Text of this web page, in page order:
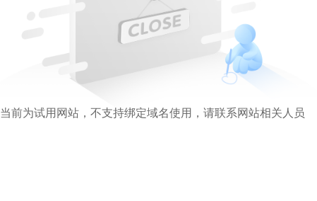
当前为试用网站，不支持绑定域名使用，请联系网站相关人员